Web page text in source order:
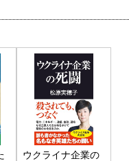
ウクライナ企業の